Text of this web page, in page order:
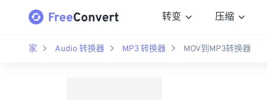
转变 压缩
家 Audio 转换器 MP3 转换器 MOV到MP3转换器